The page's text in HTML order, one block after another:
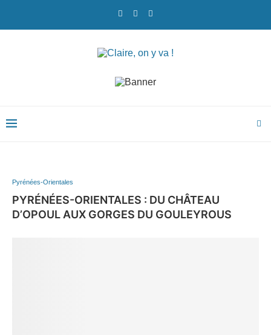
Pyrénées-Orientales
PYRÉNÉES-ORIENTALES : DU CHÂTEAU
D’OPOUL AUX GORGES DU GOULEYROUS